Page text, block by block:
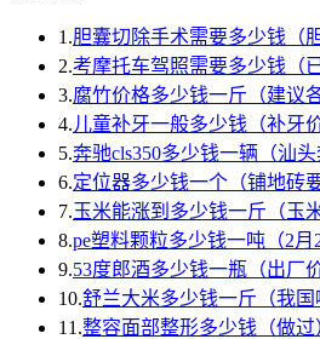
1.胆囊切除手术需要多少钱（
2.考摩托车驾照需要多少钱（
3.腐竹价格多少钱一斤（建议
4.儿童补牙一般多少钱（补牙
5.奔驰cls350多少钱一辆（汕
6.定位器多少钱一个（铺地砖
7.玉米能涨到多少钱一斤（玉
8.pe塑料颗粒多少钱一吨（2月
9.53度郎酒多少钱一瓶（出厂
10.舒兰大米多少钱一斤（我
11.整容面部整形多少钱（做过